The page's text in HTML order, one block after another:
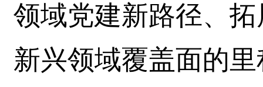
领域党建新路径、
新兴领域覆盖面的